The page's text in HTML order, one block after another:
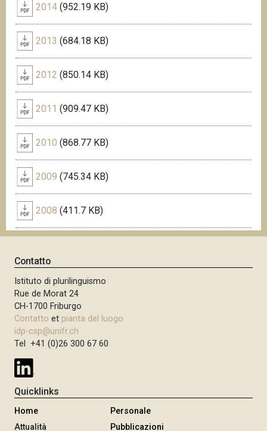
2014 (952.19 KB)
2013 (684.18 KB)
2012 (850.14 KB)
2011 (909.47 KB)
2010 (868.77 KB)
2009 (745.34 KB)
2008 (411.7 KB)
Contatto
Istituto di plurilinguismo
Rue de Morat 24
CH-1700 Friburgo
Contatto et pianta del luogo
idp-csp@unifr.ch
Tel +41 (0)26 300 67 60
Quicklinks
Home
Attualità
Personale
Pubblicazioni